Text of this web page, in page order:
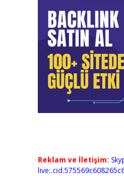
Reklam ve İletişim: